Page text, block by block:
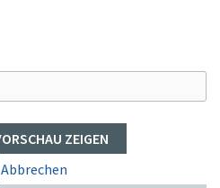
Abbrechen